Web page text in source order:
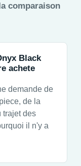
comparaison
Black
achete
demande de
de la
trajet des
il n'y a